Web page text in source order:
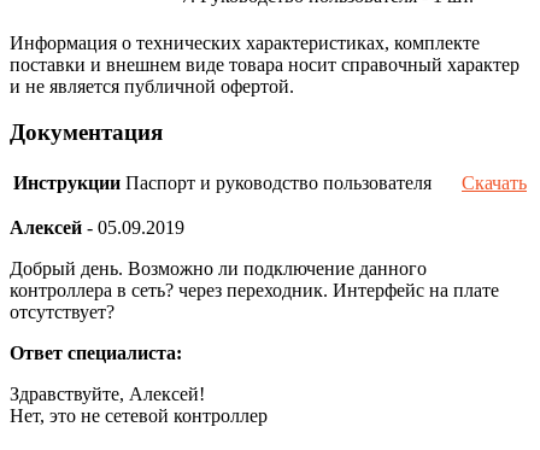
Информация о технических характеристиках, комплекте
поставки и внешнем виде товара носит справочный характер
и не является публичной офертой.
Документация
Инструкции Паспорт и руководство пользователя Скачать
Алексей - 05.09.2019
Добрый день. Возможно ли подключение данного
контроллера в сеть? через переходник. Интерфейс на плате
отсутствует?
Ответ специалиста:
Здравствуйте, Алексей!
Нет, это не сетевой контроллер